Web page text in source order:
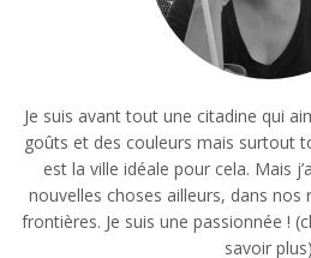
Je suis avant tout une citadine qui
goûts et des couleurs mais surtout
est la ville idéale pour cela. Mais
nouvelles choses ailleurs, dans nos
frontières. Je suis une passionnée !
savoir plus)